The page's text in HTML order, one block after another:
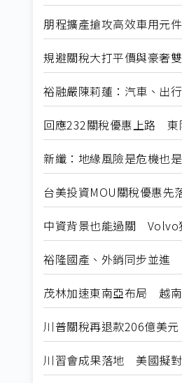
朋程擴產搶攻高效車用元
規避關稅大打平價與豪奢
裕融嚴陳莉蓮：汽車、出
回應232關稅優惠上路 東
新纖：地緣風險是危機也
台美投資MOU關稅優惠
中資背景也能過關 Volvo
裕隆國產、外銷同步並進
茂林加速東南亞布局 越
川普關稅再退款206億美
川習會成果落地 美國擬